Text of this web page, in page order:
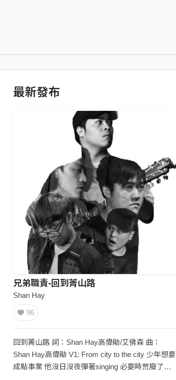
最新發布
兄弟職責-回到菁山路
Shan Hay
96
回到菁山路 詞：Shan Hay高偉勛/艾佛森 曲：
Shan Hay高偉勛 V1: From city to the city 少年想要
成點事業 他沒日沒夜彈著singing 必要時荒廢了課